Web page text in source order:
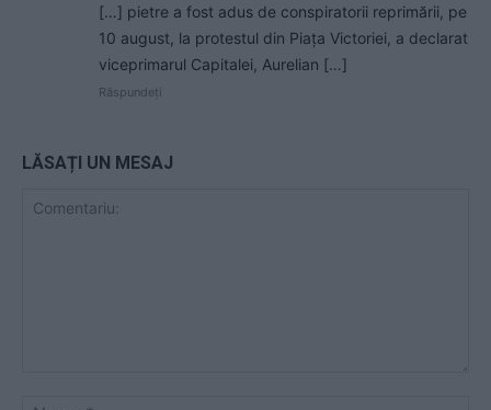
[…] pietre a fost adus de conspiratorii reprimării, pe
10 august, la protestul din Piaţa Victoriei, a declarat
viceprimarul Capitalei, Aurelian […]
Răspundeți
LĂSAȚI UN MESAJ